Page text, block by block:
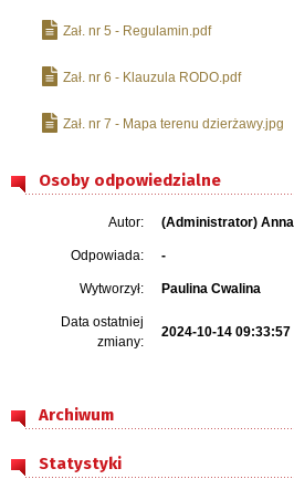
Zał. nr 5 - Regulamin.pdf
Zał. nr 6 - Klauzula RODO.pdf
Zał. nr 7 - Mapa terenu dzierżawy.jpg
Osoby odpowiedzialne
Autor: (Administrator)
Odpowiada: -
Wytworzył: Paulina Cwalina
Data ostatniej
zmiany:
2024-10-14 09:33:57
Archiwum
Statystyki